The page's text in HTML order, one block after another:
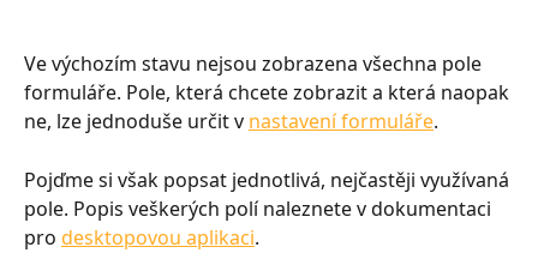
Ve výchozím stavu nejsou zobrazena všechna pole
formuláře. Pole, která chcete zobrazit a která naopak
ne, lze jednoduše určit v nastavení formuláře.
Pojďme si však popsat jednotlivá, nejčastěji využívaná
pole. Popis veškerých polí naleznete v dokumentaci
pro desktopovou aplikaci.